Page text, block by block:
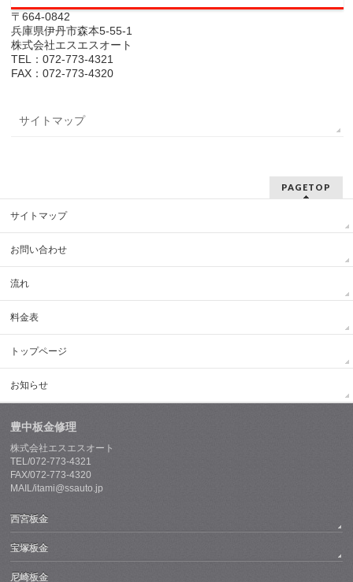
〒664-0842
兵庫県伊丹市森本5-55-1
株式会社エスエスオート
TEL：072-773-4321
FAX：072-773-4320
サイトマップ
PAGETOP
サイトマップ
お問い合わせ
流れ
料金表
トップページ
お知らせ
豊中板金修理
株式会社エスエスオート
TEL/072-773-4321
FAX/072-773-4320
MAIL/itami@ssauto.jp
西宮板金
宝塚板金
尼崎板金